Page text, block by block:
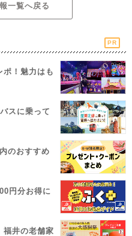
一覧へ戻る
PR
ポ！魅力はも
スに乗って
のおすすめ
円分お得に
福井の老舗家